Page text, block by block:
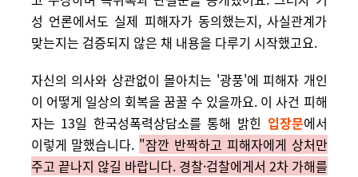
성 언론에서도 실제 피해자가 동의했는지, 사실관계가
맞는지는 검증되지 않은 채 내용을 다루기 시작했고요.
자신의 의사와 상관없이 몰아치는 '광풍'에 피해자 개인
이 어떻게 일상의 회복을 꿈꿀 수 있을까요. 이 사건 피해
자는 13일 한국성폭력상담소를 통해 밝힌 입장문에서
이렇게 말했습니다. "잠깐 반짝하고 피해자에게 상처만
주고 끝나지 않길 바랍니다. 경찰·검찰에게서 2차 가해를